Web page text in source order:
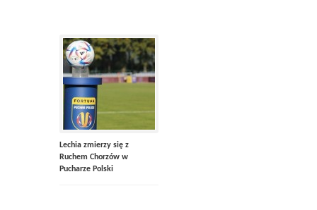
Lechia zmierzy się z
Ruchem Chorzów w
Pucharze Polski